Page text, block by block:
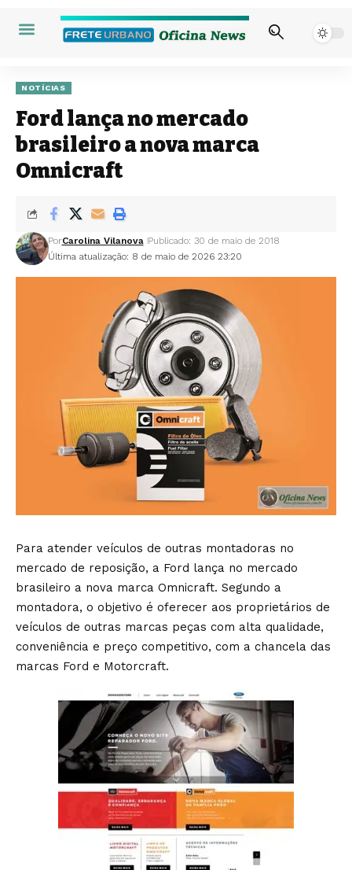
NOTÍCIAS
Ford lança no mercado
brasileiro a nova marca
Omnicraft
Última atualização: 8 de maio de 2026 23:20
PorCarolina Vilanova Publicado: 30 de maio de 2018
Para atender veículos de outras montadoras no
mercado de reposição, a Ford lança no mercado
brasileiro a nova marca Omnicraft. Segundo a
montadora, o objetivo é oferecer aos proprietários de
veículos de outras marcas peças com alta qualidade,
conveniência e preço competitivo, com a chancela das
marcas Ford e Motorcraft.